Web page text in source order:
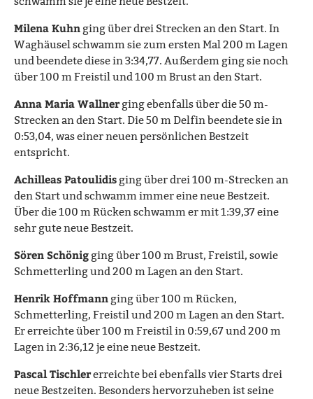
Milena Kuhn ging über drei Strecken an den Start. In
Waghäusel schwamm sie zum ersten Mal 200 m Lagen
und beendete diese in 3:34,77. Außerdem ging sie noch
über 100 m Freistil und 100 m Brust an den Start.
Anna Maria Wallnerging ebenfalls über die 50 m-
Strecken an den Start. Die 50 m Delfin beendete sie in
0:53,04, was einer neuen persönlichen Bestzeit
entspricht.
Achilleas Patoulidis ging über drei 100 m-Strecken an
den Start und schwamm immer eine neue Bestzeit.
Über die 100 m Rücken schwamm er mit 1:39,37 eine
sehr gute neue Bestzeit.
Sören Schönig ging über 100 m Brust, Freistil, sowie
Schmetterling und 200 m Lagen an den Start.
Henrik Hoffmann ging über 100 m Rücken,
Schmetterling, Freistil und 200 m Lagen an den Start.
Er erreichte über 100 m Freistil in 0:59,67 und 200 m
Lagen in 2:36,12 je eine neue Bestzeit.
Pascal Tischlererreichte bei ebenfalls vier Starts drei
neue Bestzeiten. Besonders hervorzuheben ist seine